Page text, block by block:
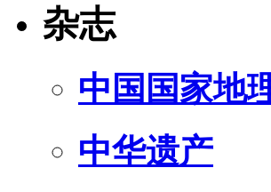
杂志
中国国家地
中华遗产